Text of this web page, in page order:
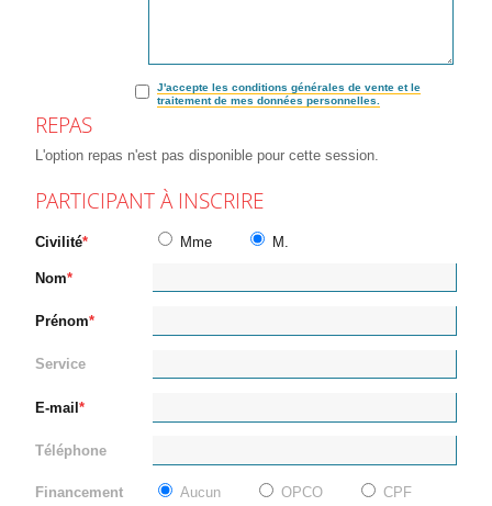
J'accepte les conditions générales de vente et le
traitement de mes données personnelles.
REPAS
L'option repas n'est pas disponible pour cette session.
PARTICIPANT À INSCRIRE
Civilité Mme M.
Nom
Prénom
Service
E-mail
Téléphone
Financement Aucun OPCO CPF